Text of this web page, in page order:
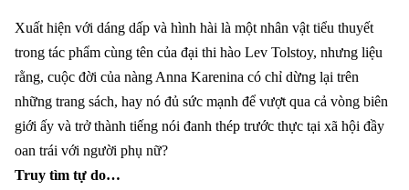
Xuất hiện với dáng dấp và hình hài là một nhân vật tiểu thuyết
trong tác phẩm cùng tên của đại thi hào Lev Tolstoy, nhưng liệu
rằng, cuộc đời của nàng Anna Karenina có chỉ dừng lại trên
những trang sách, hay nó đủ sức mạnh để vượt qua cả vòng biên
giới ấy và trở thành tiếng nói đanh thép trước thực tại xã hội đầy
oan trái với người phụ nữ?
Truy tìm tự do…